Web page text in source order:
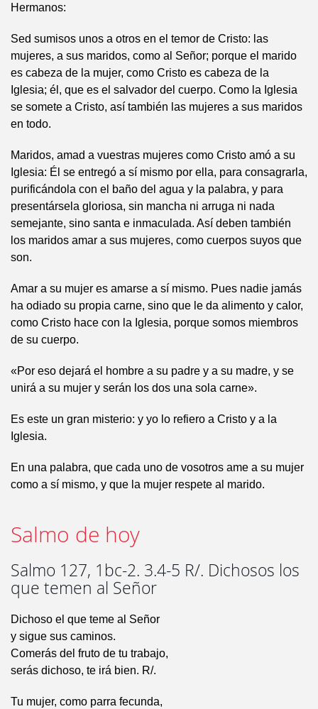
Hermanos:
Sed sumisos unos a otros en el temor de Cristo: las
mujeres, a sus maridos, como al Señor; porque el marido
es cabeza de la mujer, como Cristo es cabeza de la
Iglesia; él, que es el salvador del cuerpo. Como la Iglesia
se somete a Cristo, así también las mujeres a sus maridos
en todo.
Maridos, amad a vuestras mujeres como Cristo amó a su
Iglesia: Él se entregó a sí mismo por ella, para consagrarla,
purificándola con el baño del agua y la palabra, y para
presentársela gloriosa, sin mancha ni arruga ni nada
semejante, sino santa e inmaculada. Así deben también
los maridos amar a sus mujeres, como cuerpos suyos que
son.
Amar a su mujer es amarse a sí mismo. Pues nadie jamás
ha odiado su propia carne, sino que le da alimento y calor,
como Cristo hace con la Iglesia, porque somos miembros
de su cuerpo.
«Por eso dejará el hombre a su padre y a su madre, y se
unirá a su mujer y serán los dos una sola carne».
Es este un gran misterio: y yo lo refiero a Cristo y a la
Iglesia.
En una palabra, que cada uno de vosotros ame a su mujer
como a sí mismo, y que la mujer respete al marido.
Salmo de hoy
Salmo 127, 1bc-2. 3.4-5 R/. Dichosos los
que temen al Señor
Dichoso el que teme al Señor
y sigue sus caminos.
Comerás del fruto de tu trabajo,
serás dichoso, te irá bien. R/.
Tu mujer, como parra fecunda,